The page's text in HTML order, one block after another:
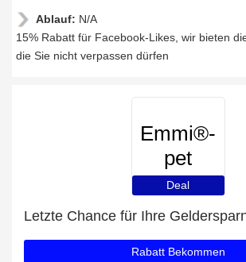
Ablauf: N/A
15% Rabatt für Facebook-Likes, wir bieten
die Sie nicht verpassen dürfen
Emmi®-
pet
Deal
Letzte Chance für Ihre
Rabatt Bekommen